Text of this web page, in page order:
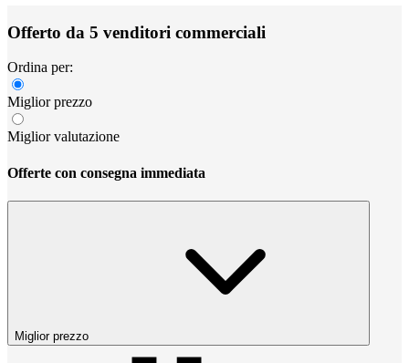
Offerto da 5 venditori commerciali
Ordina per:
Miglior prezzo
Miglior valutazione
Offerte con consegna immediata
Miglior prezzo